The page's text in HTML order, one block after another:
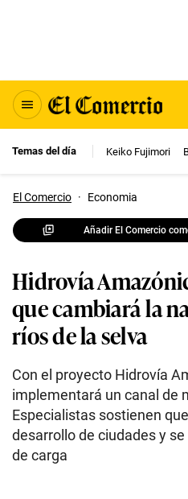
Temas del día Keiko Fujimori
El Comercio · Economia
Añadir El Comercio
Hidrovía
que cambiará la
ríos de la selva
Con el proyecto Hidrovía
implementará un canal de
Especialistas sostienen
desarrollo de ciudades y
de carga